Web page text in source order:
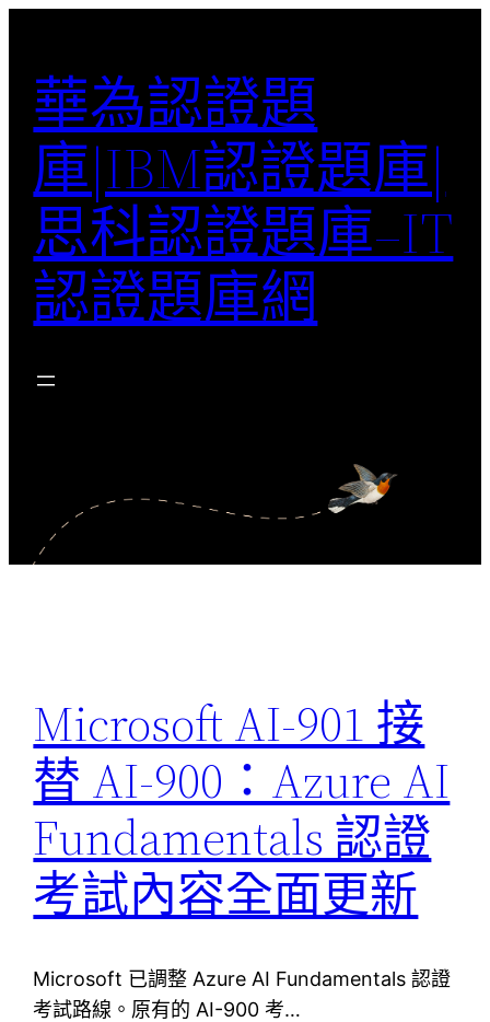
華為認證題
庫|IBM認證題庫|
思科認證題庫–IT
認證題庫網
Microsoft AI-901 接
替 AI-900：Azure AI
Fundamentals 認證
考試內容全面更新
Microsoft 已調整 Azure AI Fundamentals 認證
考試路線。原有的 AI-900 考…